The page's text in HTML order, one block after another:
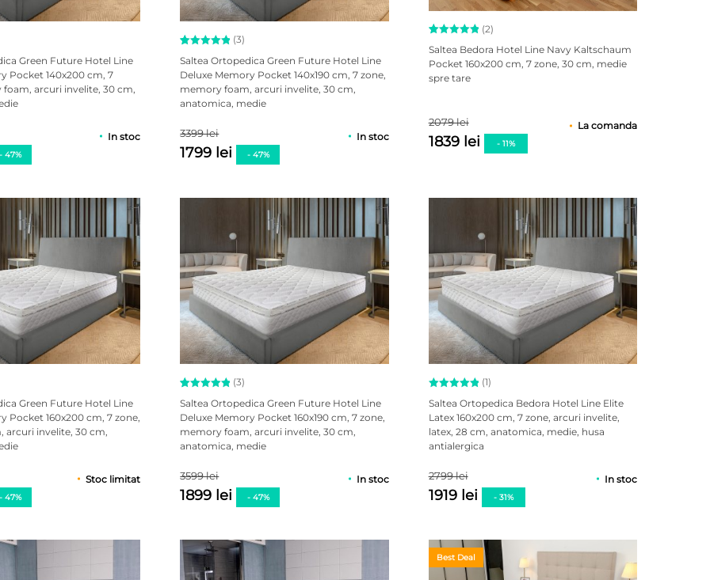
Green Future Hotel Line
Pocket 140x200 cm, 7
arcuri invelite, 30 cm,
- 47%
In stoc
Evaluat la
5.00
din 5 pe
baza a
3
evaluări
(3)
Saltea Ortopedica Green Future Hotel Line
Deluxe Memory Pocket 140x190 cm, 7 zone,
memory foam, arcuri invelite, 30 cm,
anatomica, medie
3399 lei
1799 lei - 47%
In stoc
Evaluat la
din 5 pe
baza a
2
(2)
Saltea Bedora Hotel Line Navy Kaltschaum
Pocket 160x200 cm, 7 zone, 30 cm, medie
spre tare
2079 lei
1839 lei - 11%
La comanda
Green Future Hotel Line
Pocket 160x200 cm, 7 zone,
arcuri invelite, 30 cm,
- 47%
Stoc limitat
Evaluat la
5.00
din 5 pe
baza a
3
evaluări
(3)
Saltea Ortopedica Green Future Hotel Line
Deluxe Memory Pocket 160x190 cm, 7 zone,
memory foam, arcuri invelite, 30 cm,
anatomica, medie
3599 lei
1899 lei - 47%
In stoc
Evaluat la
5.00
din 5 pe
baza unei
singure
(1)
Saltea Ortopedica Bedora Hotel Line Elite
Latex 160x200 cm, 7 zone, arcuri invelite,
latex, 28 cm, anatomica, medie, husa
antialergica
2799 lei
1919 lei - 31%
In stoc
Best Deal